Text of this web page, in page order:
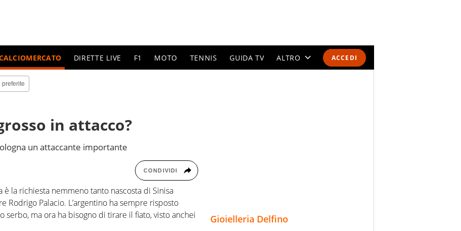
ACCEDI
DIRETTE LIVE F1 MOTO TENNIS GUIDA TV ALTRO
preferite
in attacco?
un attaccante importante
CONDIVIDI
è la richiesta nemmeno tanto nascosta di Sinisa
Rodrigo Palacio. L’argentino ha sempre risposto
serbo, ma ora ha bisogno di tirare il fiato, visto anchei
Gioielleria Delfino